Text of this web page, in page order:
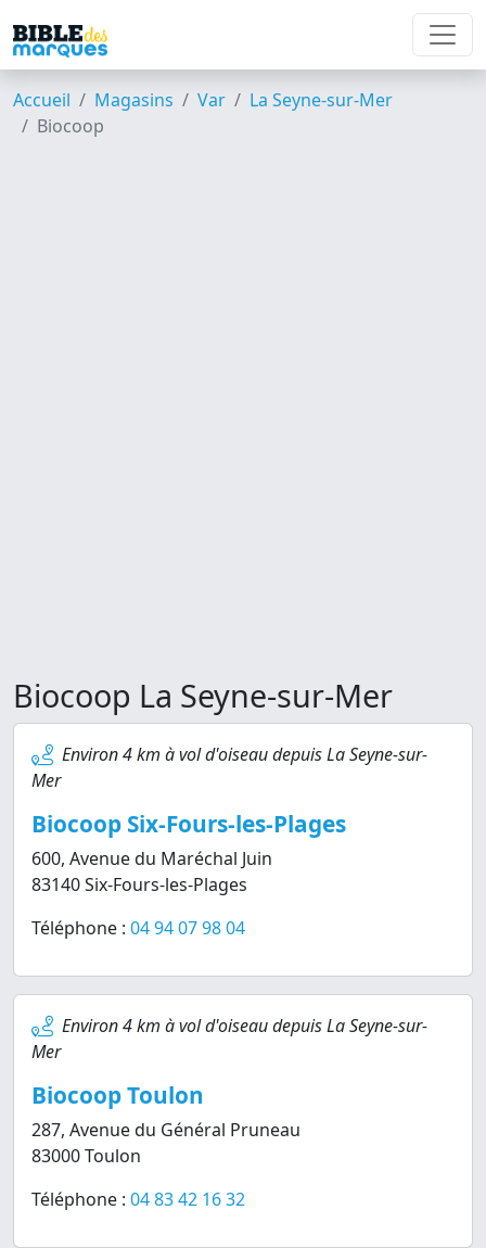
Accueil Magasins Var
La Seyne-sur-Mer
Biocoop
Biocoop La Seyne-sur-Mer
Environ 4 km à vol d'oiseau depuis La Seyne-sur-
Mer
Biocoop Six-Fours-les-Plages
600, Avenue du Maréchal Juin
83140 Six-Fours-les-Plages
Téléphone : 04 94 07 98 04
Environ 4 km à vol d'oiseau depuis La Seyne-sur-
Mer
Biocoop Toulon
287, Avenue du Général Pruneau
83000 Toulon
Téléphone : 04 83 42 16 32